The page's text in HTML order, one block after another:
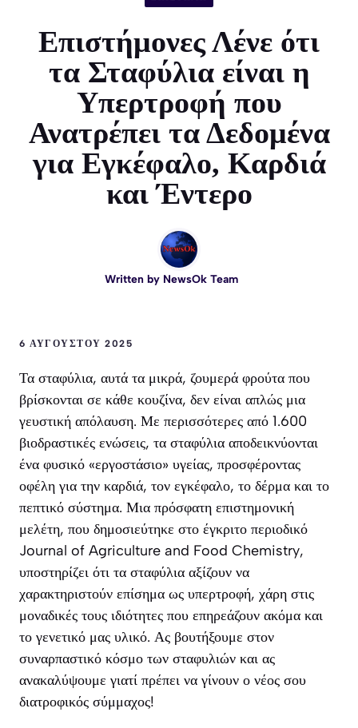
Επιστήμονες Λένε ότι
τα Σταφύλια είναι η
Υπερτροφή που
Ανατρέπει τα Δεδομένα
για Εγκέφαλο, Καρδιά
και Έντερο
Written by NewsOk Team
6 ΑΥΓΟΎΣΤΟΥ 2025
Τα σταφύλια, αυτά τα μικρά, ζουμερά φρούτα που
βρίσκονται σε κάθε κουζίνα, δεν είναι απλώς μια
γευστική απόλαυση. Με περισσότερες από 1.600
βιοδραστικές ενώσεις, τα σταφύλια αποδεικνύονται
ένα φυσικό «εργοστάσιο» υγείας, προσφέροντας
οφέλη για την καρδιά, τον εγκέφαλο, το δέρμα και το
πεπτικό σύστημα. Μια πρόσφατη επιστημονική
μελέτη, που δημοσιεύτηκε στο έγκριτο περιοδικό
Journal of Agriculture and Food Chemistry,
υποστηρίζει ότι τα σταφύλια αξίζουν να
χαρακτηριστούν επίσημα ως υπερτροφή, χάρη στις
μοναδικές τους ιδιότητες που επηρεάζουν ακόμα και
το γενετικό μας υλικό. Ας βουτήξουμε στον
συναρπαστικό κόσμο των σταφυλιών και ας
ανακαλύψουμε γιατί πρέπει να γίνουν ο νέος σου
διατροφικός σύμμαχος!